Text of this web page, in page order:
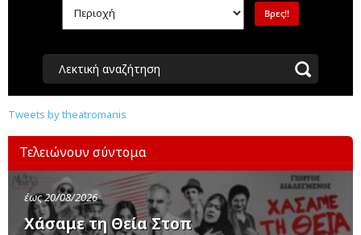
Λεκτική αναζήτηση
Tweets by theatromanis
Τελειώνουν σύντομα
έως 20/08/2026
Χάσαμε τη Θεία Στοπ